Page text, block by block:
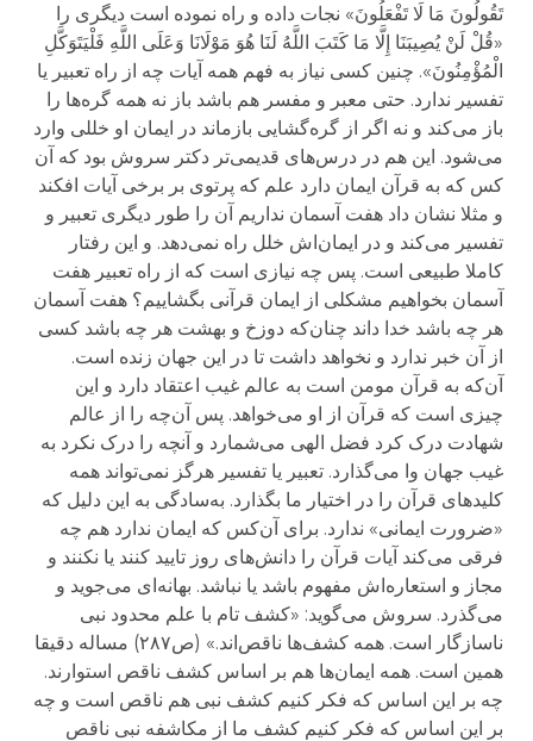
تَقُولُونَ مَا لَا تَفْعَلُونَ» نجات داده و راه نموده است دیگری را
«قُلْ لَنْ یُصِیبَنَا إِلَّا مَا کَتَبَ اللَّهُ لَنَا هُوَ مَوْلَانَا وَعَلَى اللَّهِ فَلْیَتَوَکَّلِ
الْمُؤْمِنُونَ». چنین کسی نیاز به فهم همه آیات چه از راه تعبیر یا
تفسیر ندارد. حتی معبر و مفسر هم باشد باز نه همه گره‌ها را
باز می‌کند و نه اگر از گره‌گشایی بازماند در ایمان او خللی وارد
می‌شود. این هم در درس‌های قدیمی‌تر دکتر سروش بود که آن
کس که به قرآن ایمان دارد علم که پرتوی بر برخی آیات افکند
و مثلا نشان داد هفت آسمان نداریم آن را طور دیگری تعبیر و
تفسیر می‌کند و در ایمان‌اش خلل راه نمی‌دهد. و این رفتار
کاملا طبیعی است. پس چه نیازی است که از راه تعبیر هفت
آسمان بخواهیم مشکلی از ایمان قرآنی بگشاییم؟ هفت آسمان
هر چه باشد خدا داند چنان‌که دوزخ و بهشت هر چه باشد کسی
از آن خبر ندارد و نخواهد داشت تا در این جهان زنده است.
آن‌که به قرآن مومن است به عالم غیب اعتقاد دارد و این
چیزی است که قرآن از او می‌خواهد. پس آن‌چه را از عالم
شهادت درک کرد فضل الهی می‌شمارد و آنچه را درک نکرد به
غیب جهان وا می‌گذارد. تعبیر یا تفسیر هرگز نمی‌تواند همه
کلیدهای قرآن را در اختیار ما بگذارد. به‌سادگی به این دلیل که
«ضرورت ایمانی» ندارد. برای آن‌کس که ایمان ندارد هم چه
فرقی می‌کند آیات قرآن را دانش‌های روز تایید کنند یا نکنند و
مجاز و استعاره‌اش مفهوم باشد یا نباشد. بهانه‌ای می‌جوید و
می‌گذرد. سروش می‌گوید: «کشف تام با علم محدود نبی
ناسازگار است. همه کشف‌ها ناقص‌اند.» (ص۲۸۷) مساله دقیقا
همین است. همه ایمان‌ها هم بر اساس کشف ناقص استوارند.
چه بر این اساس که فکر کنیم کشف نبی هم ناقص است و چه
بر این اساس که فکر کنیم کشف ما از مکاشفه نبی ناقص